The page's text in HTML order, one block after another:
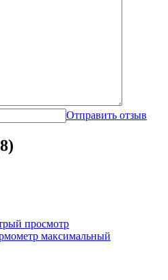
Отправить отзыв
просмотр
максимальный